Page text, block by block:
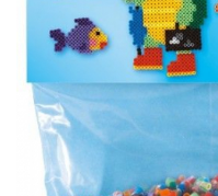
Vopsele
Biciclete si Triciclete
Biciclete
Accesorii
Biciclete VIKING
Biciclete Viking Challange